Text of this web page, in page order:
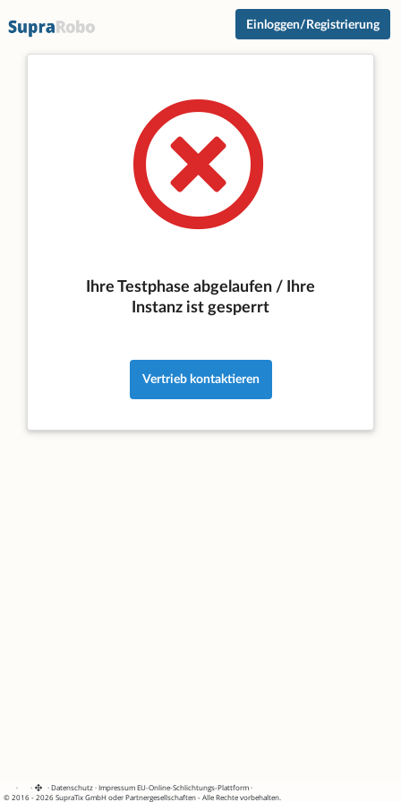
Einloggen/Registrierung
Ihre Testphase abgelaufen / Ihre
Instanz ist gesperrt
Vertrieb kontaktieren
· · ·Datenschutz·Impressum EU-Online-Schlichtungs-Plattform·
© 2016 - 2026 SupraTix GmbH oder Partnergesellschaften - Alle Rechte vorbehalten.